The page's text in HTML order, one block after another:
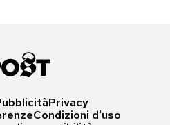
Privacy
Condizioni d'uso